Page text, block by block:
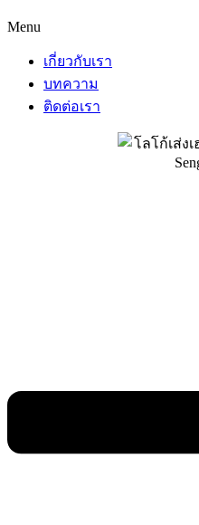
Menu
เกี่ยวกับเรา
บทความ
ติดต่อเรา